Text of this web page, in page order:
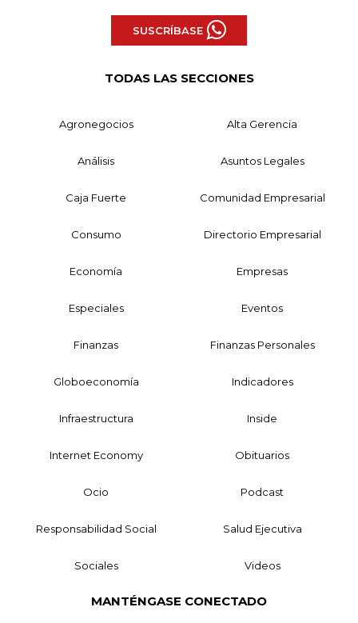
SUSCRÍBASE
TODAS LAS SECCIONES
Agronegocios Alta Gerencia
Análisis Asuntos Legales
Caja Fuerte Comunidad Empresarial
Consumo Directorio Empresarial
Economía Empresas
Especiales Eventos
Finanzas Finanzas Personales
Globoeconomía Indicadores
Infraestructura Inside
Internet Economy Obituarios
Ocio Podcast
Responsabilidad Social Salud Ejecutiva
Sociales Videos
MANTÉNGASE CONECTADO